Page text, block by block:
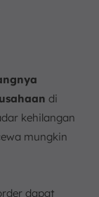
di
kehilangan
mungkin
dapat